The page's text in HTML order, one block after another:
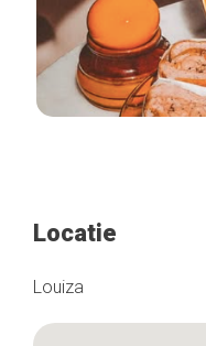
Locatie
Louiza